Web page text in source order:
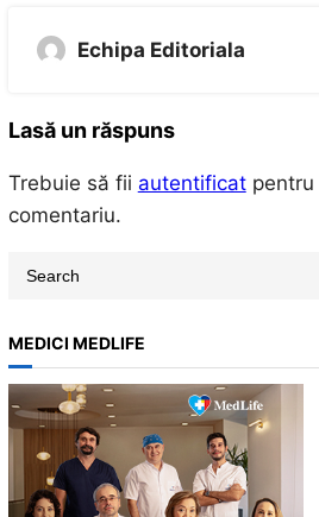
Echipa Editoriala
Lasă un răspuns
Trebuie să fii autentificatpentru
comentariu.
a
r
c
h
MEDICI MEDLIFE